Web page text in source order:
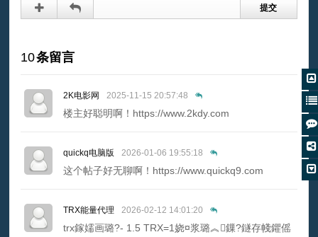
10条留言
2K电影网 2025-11-15 20:57:48
楼主好聪明啊！https://www.2kdy.com
quickq电脑版 2026-01-06 19:55:18
这个帖子好无聊啊！https://www.quickq9.com
TRX能量代理 2026-02-12 14:01:20
trx鎵嬬画璐?- 1.5 TRX=1娆¤浆璐︽鏁?鐩存帴鑺傜